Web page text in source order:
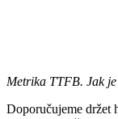
Metrika TTFB. Jak
Doporučujeme držet